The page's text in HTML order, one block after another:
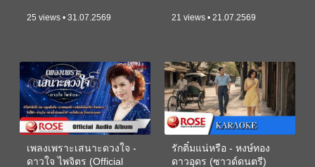
25 views • 31.07.2569 21 views • 21.07.2569
เพลงเพราะเสนาะดวงใจ -
ดาวใจ ไพจิตร (Official
รักติ๋มแน่หรือ - หงษ์ทอง
ดาวอุดร (ซาวด์ดนตรี)